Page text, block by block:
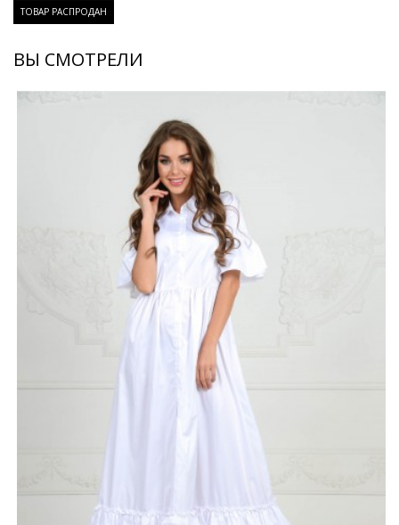
ТОВАР РАСПРОДАН
ВЫ СМОТРЕЛИ